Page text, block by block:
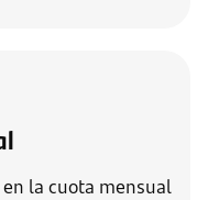
la cuota mensual